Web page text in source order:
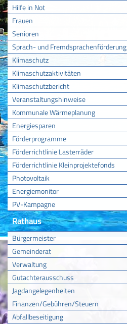
Hilfe in Not
Frauen
Senioren
Sprach- und Fremdsprachenförderung
Klimaschutz
Klimaschutzaktivitäten
Klimaschutzbericht
Veranstaltungshinweise
Kommunale Wärmeplanung
Energiesparen
Förderprogramme
Förderrichtlinie Lasterräder
Förderrichtlinie Kleinprojektefonds
Photovoltaik
Energiemonitor
PV-Kampagne
Rathaus
Bürgermeister
Gemeinderat
Verwaltung
Gutachterausschuss
Jagdangelegenheiten
Finanzen/Gebühren/Steuern
Abfallbeseitigung